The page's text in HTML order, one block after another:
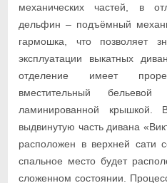
механических частей, в
дельфин – подъёмный
гармошка, что позволяет
эксплуатации выкатных
отделение имеет
вместительный
ламинированной крышкой.
выдвинутую часть дивана
расположен в верхней сати
спальное место будет
сложенном состоянии.